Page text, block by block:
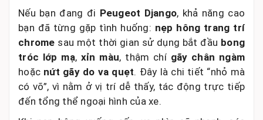
Nếu bạn đang đi Peugeot Django, khả năng cao
bạn đã từng gặp tình huống: nẹp hông trang trí
chrome sau một thời gian sử dụng bắt đầu bong
tróc lớp mạ, xỉn màu, thậm chí gãy chân ngàm
hoặc nứt gãy do va quẹt. Đây là chi tiết “nhỏ mà
có võ”, vì nằm ở vị trí dễ thấy, tác động trực tiếp
đến tổng thể ngoại hình của xe.